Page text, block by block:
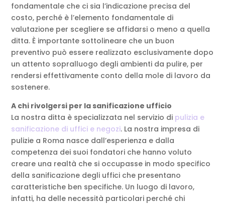
fondamentale che ci sia l’indicazione precisa del
costo, perché è l’elemento fondamentale di
valutazione per scegliere se affidarsi o meno a quella
ditta. È importante sottolineare che un buon
preventivo può essere realizzato esclusivamente dopo
un attento sopralluogo degli ambienti da pulire, per
rendersi effettivamente conto della mole di lavoro da
sostenere.
A chi rivolgersi per la sanificazione ufficio
La nostra ditta è specializzata nel servizio di pulizia e
sanificazione di uffici e negozi. La nostra impresa di
pulizie a Roma nasce dall’esperienza e dalla
competenza dei suoi fondatori che hanno voluto
creare una realtà che si occupasse in modo specifico
della sanificazione degli uffici che presentano
caratteristiche ben specifiche. Un luogo di lavoro,
infatti, ha delle necessità particolari perché chi